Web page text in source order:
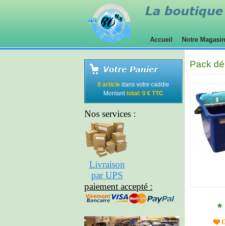
Accueil Notre Magasin
0 article dans votre caddie
Montanttotal: 0 € TTC
Nos services :
Livraison
par UPS
paiement accepté :
Pack